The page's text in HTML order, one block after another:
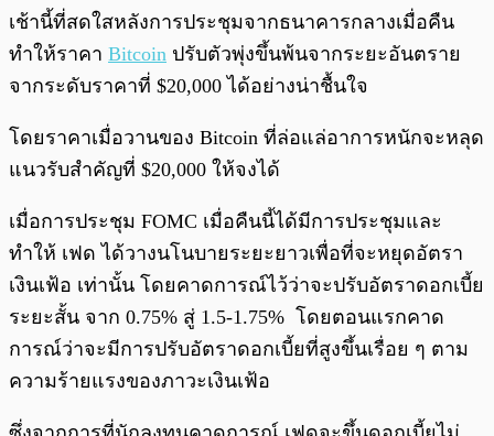
พร้อมเล่น / 0:00
เช้านี้ที่สดใสหลังการประชุมจากธนาคารกลางเมื่อคืน
ทำให้ราคา Bitcoin ปรับตัวพุ่งขึ้นพ้นจากระยะอันตราย
จากระดับราคาที่ $20,000 ได้อย่างน่าชื้นใจ
โดยราคาเมื่อวานของ Bitcoin ที่ล่อแล่อาการหนักจะหลุด
แนวรับสำคัญที่ $20,000 ให้จงได้
เมื่อการประชุม FOMC เมื่อคืนนี้ได้มีการประชุมและ
ทำให้ เฟด ได้วางนโนบายระยะยาวเพื่อที่จะหยุดอัตรา
เงินเฟ้อ เท่านั้น โดยคาดการณ์ไว้ว่าจะปรับอัตราดอกเบี้ย
ระยะสั้น จาก 0.75% สู่ 1.5-1.75% โดยตอนแรกคาด
การณ์ว่าจะมีการปรับอัตราดอกเบี้ยที่สูงขึ้นเรื่อย ๆ ตาม
ความร้ายแรงของภาวะเงินเฟ้อ